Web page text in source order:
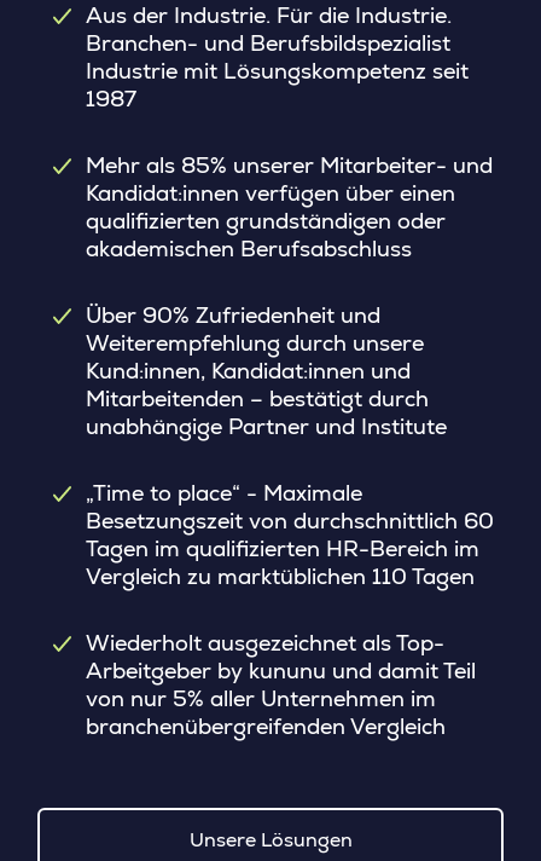
Aus der Industrie. Für die Industrie.
Branchen- und Berufsbildspezialist
Industrie mit Lösungskompetenz seit
1987
Mehr als 85% unserer Mitarbeiter- und
Kandidat:innen verfügen über einen
qualifizierten grundständigen oder
akademischen Berufsabschluss
Über 90% Zufriedenheit und
Weiterempfehlung durch unsere
Kund:innen, Kandidat:innen und
Mitarbeitenden – bestätigt durch
unabhängige Partner und Institute
„Time to place“ - Maximale
Besetzungszeit von durchschnittlich 60
Tagen im qualifizierten HR-Bereich im
Vergleich zu marktüblichen 110 Tagen
Wiederholt ausgezeichnet als Top-
Arbeitgeber by kununu und damit Teil
von nur 5% aller Unternehmen im
branchenübergreifenden Vergleich
Unsere Lösungen